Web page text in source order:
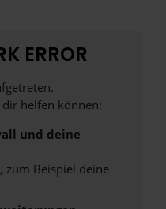
ERROR
helfen können:
und deine
zum Beispiel deine